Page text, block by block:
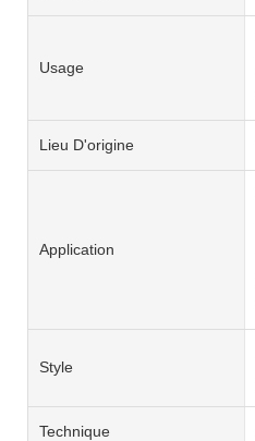
Usage
Lieu D'origine
Application
Style
Technique